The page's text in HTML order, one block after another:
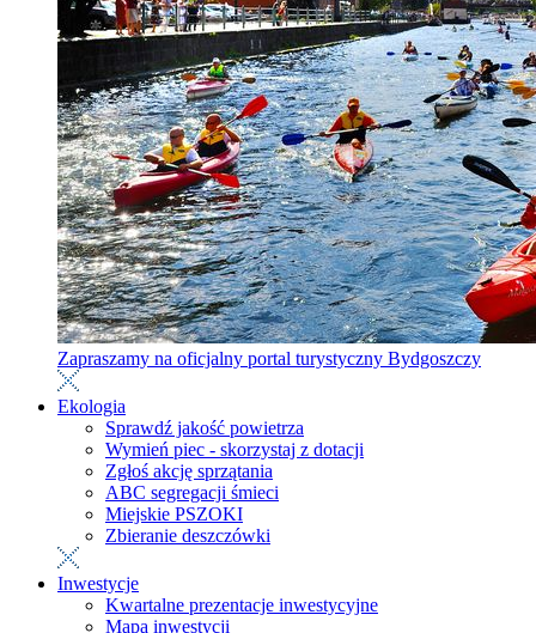
Zapraszamy na oficjalny portal turystyczny Bydgoszczy
Ekologia
Sprawdź jakość powietrza
Wymień piec - skorzystaj z dotacji
Zgłoś akcję sprzątania
ABC segregacji śmieci
Miejskie PSZOKI
Zbieranie deszczówki
Inwestycje
Kwartalne prezentacje inwestycyjne
Mapa inwestycji